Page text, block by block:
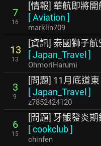
7
16
[情報] 華航即將
[Aviation ]
marklin709
13
13
[資訊] 泰國獅子
[Japan_Travel ]
OhmoriHarumi
3
9
[問題] 11月底道
[Japan_Travel ]
z7852424120
6
15
[問題] 牙齦發炎
[cookclub]
chinfen